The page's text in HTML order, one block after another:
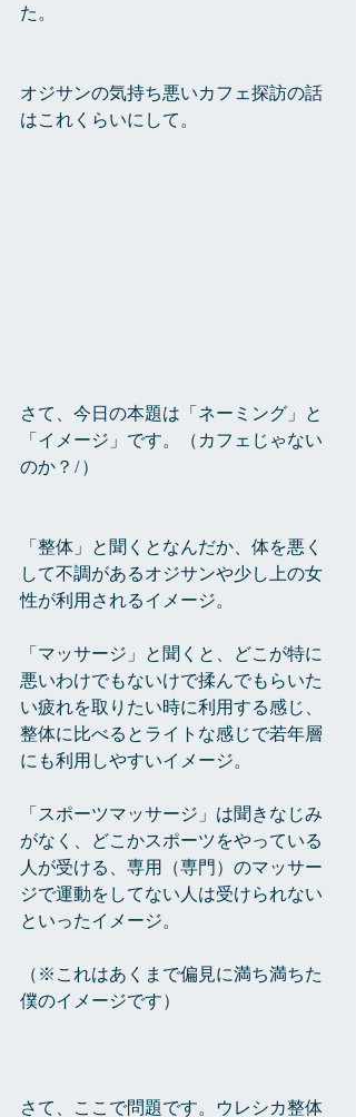
た。
オジサンの気持ち悪いカフェ探訪の話
はこれくらいにして。
さて、今日の本題は「ネーミング」と
「イメージ」です。（カフェじゃない
のか？/）
「整体」と聞くとなんだか、体を悪く
して不調があるオジサンや少し上の女
性が利用されるイメージ。
「マッサージ」と聞くと、どこが特に
悪いわけでもないけで揉んでもらいた
い疲れを取りたい時に利用する感じ、
整体に比べるとライトな感じで若年層
にも利用しやすいイメージ。
「スポーツマッサージ」は聞きなじみ
がなく、どこかスポーツをやっている
人が受ける、専用（専門）のマッサー
ジで運動をしてない人は受けられない
といったイメージ。
（※これはあくまで偏見に満ち満ちた
僕のイメージです）
さて、ここで問題です。ウレシカ整体